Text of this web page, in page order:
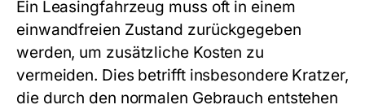
Ein Leasingfahrzeug muss oft in einem
einwandfreien Zustand zurückgegeben
werden, um zusätzliche Kosten zu
vermeiden. Dies betrifft insbesondere Kratzer,
die durch den normalen Gebrauch entstehen